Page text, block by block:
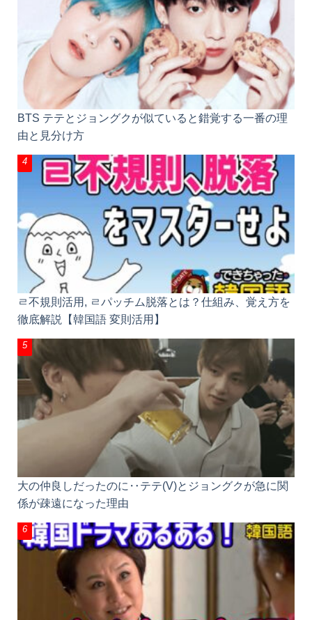
BTS テテとジョングクが似ていると錯覚する一番の理
由と見分け方
ㄹ不規則活用, ㄹパッチム脱落とは？仕組み、覚え方を
徹底解説【韓国語 変則活用】
大の仲良しだったのに‥テテ(V)とジョングクが急に関
係が疎遠になった理由